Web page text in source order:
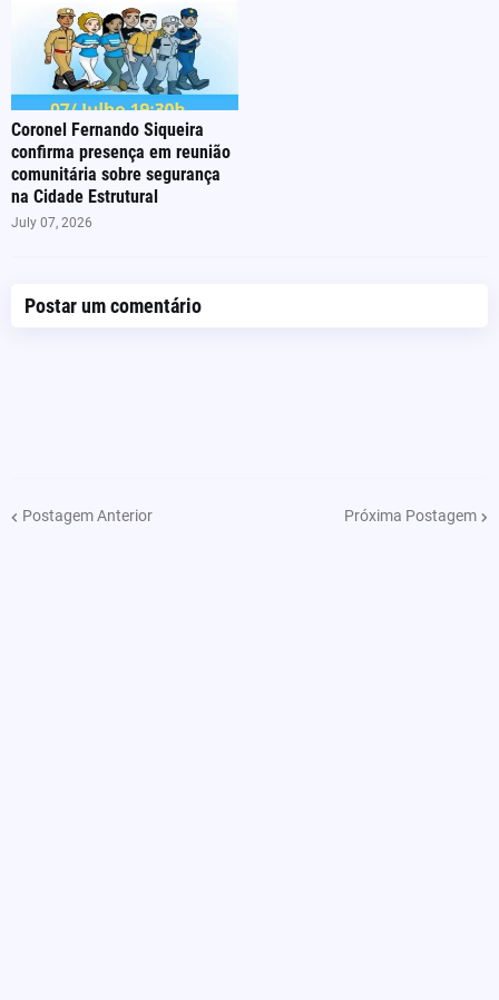
Coronel Fernando Siqueira
confirma presença em reunião
comunitária sobre segurança
na Cidade Estrutural
July 07, 2026
Postar um comentário
Postagem Anterior Próxima Postagem